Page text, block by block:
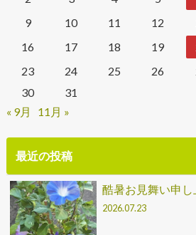
9
10 11 12
16
17 18 19
23
24 25 26
30
31
« 9月
11月 »
最近の投稿
酷暑お見舞い申し
2026.07.23